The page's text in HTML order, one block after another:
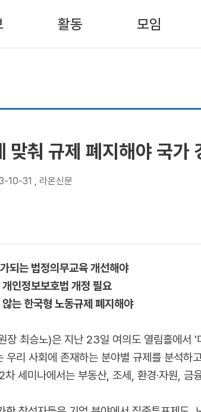
활동 모임
맞춰 규제 폐지해야 국가
10-31 , 라온신문
되는 법정의무교육 개선해야
인정보보호법 개정 필요
는 한국형 노동규제 폐지해야
장 최승노)은 지난 23일 여의도 열림홀에서
우리 사회에 존재하는 분야별 규제를 분석하
세미나에서는 부동산, 조세, 환경·자원, 금